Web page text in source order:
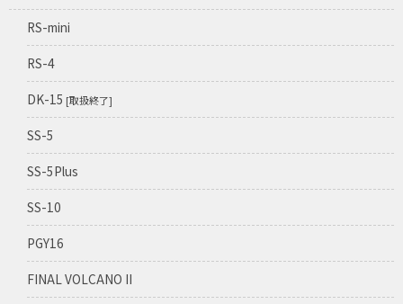
RS-mini
RS-4
DK-15 [取扱終了]
SS-5
SS-5Plus
SS-10
PGY16
FINAL VOLCANO II